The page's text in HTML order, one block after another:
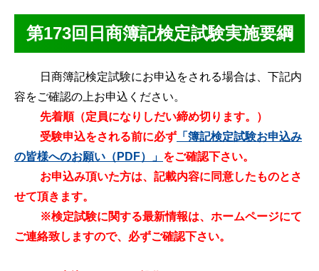
第173回日商簿記検定試験実施要綱
日商簿記検定試験にお申込をされる場合は、下記内
容をご確認の上お申込ください。
先着順（定員になりしだい締め切ります。）
受験申込をされる前に必ず 「簿記検定試験お申込み
の皆様へのお願い（PDF）」 をご確認下さい。
お申込み頂いた方は、記載内容に同意したものとさ
せて頂きます。
※検定試験に関する最新情報は、ホームページにて
ご連絡致しますので、必ずご確認下さい。